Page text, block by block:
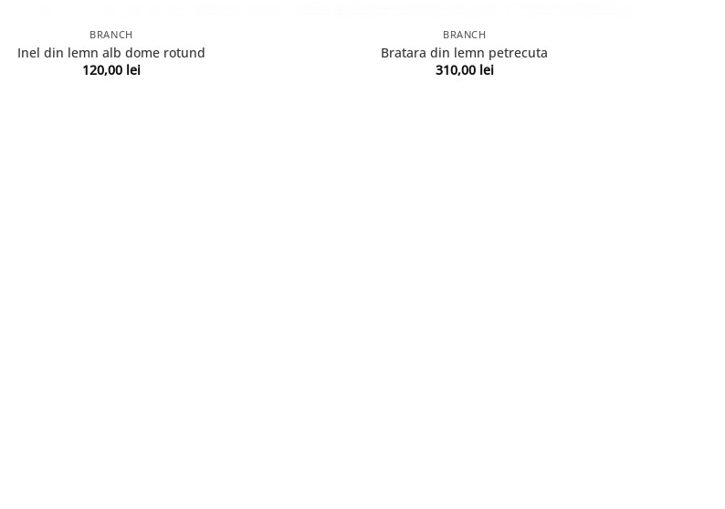
BRANCH
Inel din lemn alb dome rotund
120,00 lei
BRANCH
Bratara din lemn petrecuta
310,00 lei